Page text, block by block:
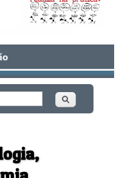
Acesso à informação
Legislação
Canais
Buscar